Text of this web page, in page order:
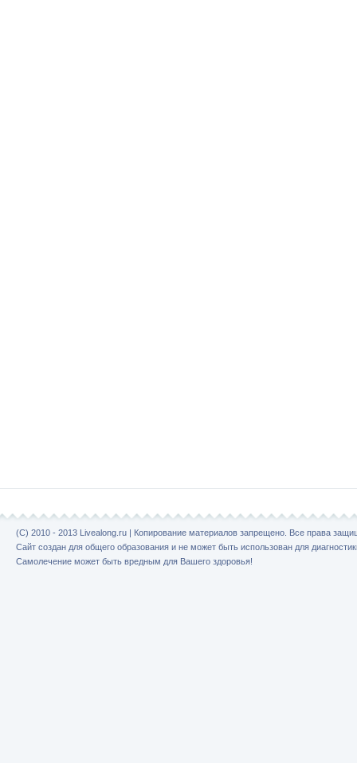
(C) 2010 - 2013 Livealong.ru | Копирование материалов запрещено. Все права
Сайт создан для общего образования и не может быть использован для
Самолечение может быть вредным для Вашего здоровья!